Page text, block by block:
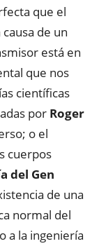
que el
de un
está en
que nos
científicas
por Roger
o el
cuerpos
del Gen
de una
normal del
a la ingeniería